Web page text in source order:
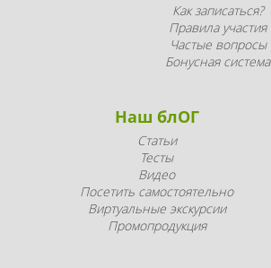
Как записаться?
Правила участия
Частые вопросы
Бонусная система
Наш блОГ
Статьи
Тесты
Видео
Посетить самостоятельно
Виртуальные экскурсии
Промопродукция